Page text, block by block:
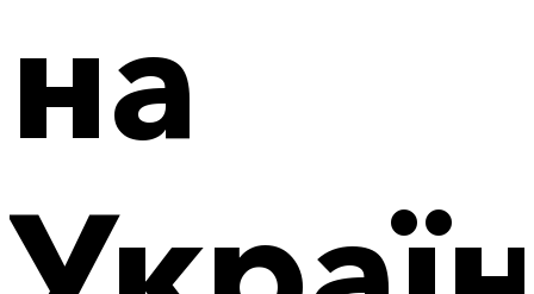
на